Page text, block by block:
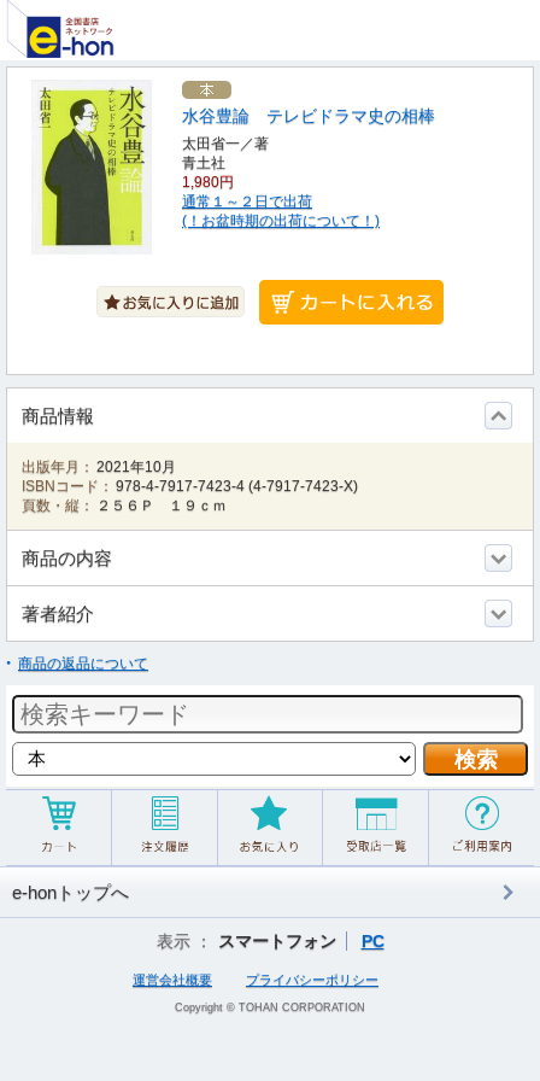
水谷豊論 テレビドラマ史の相棒
太田省一／著
青土社
1,980円
通常１～２日で出荷
(！お盆時期の出荷について！)
商品情報
出版年月： 2021年10月
ISBNコード： 978-4-7917-7423-4 (4-7917-7423-X)
頁数・縦：
２５６Ｐ １９ｃｍ
商品の内容
著者紹介
商品の返品について
e-honトップへ
表示 ： スマートフォン PC
運営会社概要 プライバシーポリシー
Copyright © TOHAN CORPORATION